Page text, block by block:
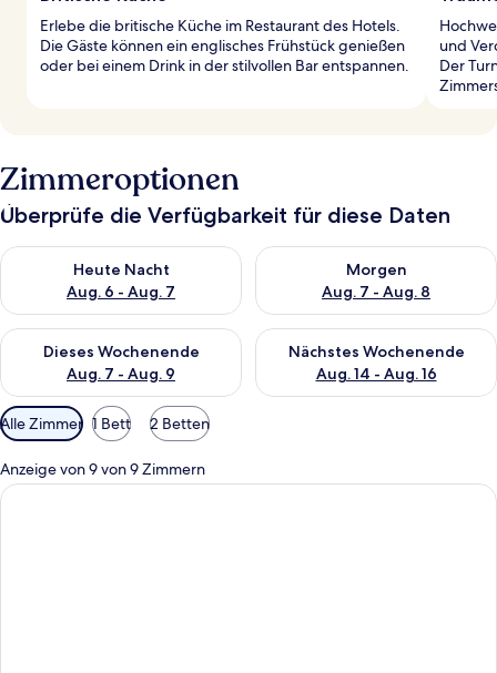
Erlebe die britische Küche im Restaurant des Hotels.
Die Gäste können ein englisches Frühstück genießen
oder bei einem Drink in der stilvollen Bar entspannen.
und
Der
Zimmeroptionen
Überprüfe die Verfügbarkeit für diese Daten
Heute Nacht
Aug. 6 - Aug. 7
Überprüfe die Verfügbarkeit für heute Nacht, Aug. 6 - Aug. 7.
Morgen
Aug. 7 - Aug. 8
Überprüfe die Verfügbarkeit
Dieses Wochenende
Aug. 7 - Aug. 9
Überprüfe die Verfügbarkeit für dieses Wochenende, Aug. 7
Nächstes Wochenende
Aug. 14 - Aug. 16
Überprüfe die Verfügbarkeit
Verfügbare
Filter
für
Zimmer
Alle Zimmer 1 Bett 2 Betten
Anzeige von 9 von 9 Zimmern